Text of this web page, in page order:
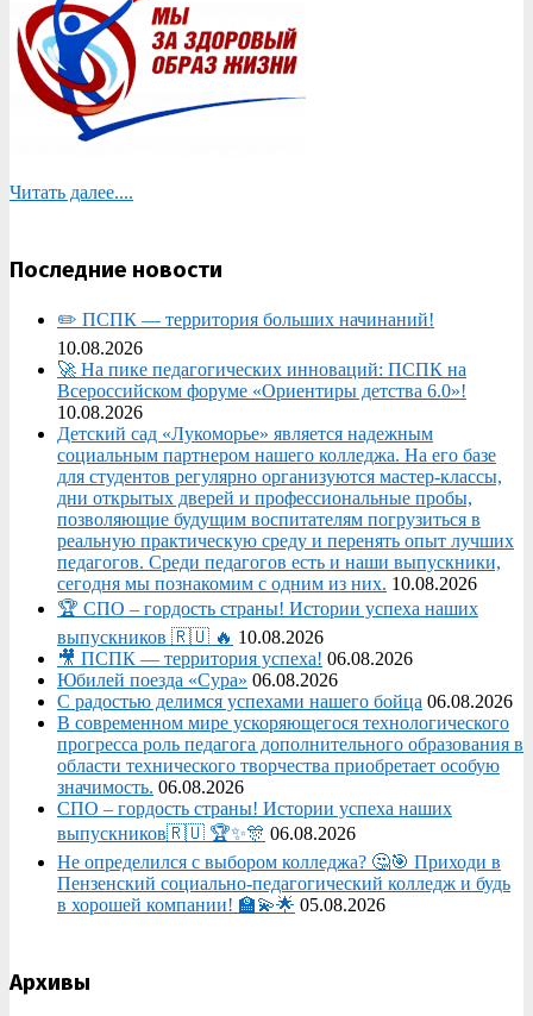
Читать далее....
Последние новости
✏️ ПСПК — территория больших начинаний!
10.08.2026
🚀 На пике педагогических инноваций: ПСПК на
Всероссийском форуме «Ориентиры детства 6.0»!
10.08.2026
Детский сад «Лукоморье» является надежным
социальным партнером нашего колледжа. На его базе
для студентов регулярно организуются мастер-классы,
дни открытых дверей и профессиональные пробы,
позволяющие будущим воспитателям погрузиться в
реальную практическую среду и перенять опыт лучших
педагогов. Среди педагогов есть и наши выпускники,
сегодня мы познакомим с одним из них. 10.08.2026
🏆 СПО – гордость страны! Истории успеха наших
выпускников 🇷🇺 🔥 10.08.2026
🎥 ПСПК — территория успеха! 06.08.2026
Юбилей поезда «Сура» 06.08.2026
С радостью делимся успехами нашего бойца 06.08.2026
В современном мире ускоряющегося технологического
прогресса роль педагога дополнительного образования в
области технического творчества приобретает особую
значимость. 06.08.2026
СПО – гордость страны! Истории успеха наших
выпускников🇷🇺 🏆✨🎊 06.08.2026
Не определился с выбором колледжа? 🤔🎯 Приходи в
Пензенский социально-педагогический колледж и будь
в хорошей компании! 🏫💫🌟 05.08.2026
Архивы